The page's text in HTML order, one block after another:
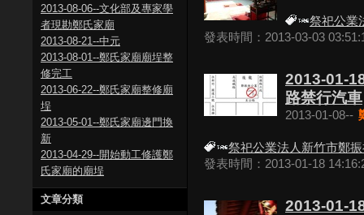
祭祀公業
發表時間：2013-03-03
2013-01-
路禁行汽車
2013-01-08--
祭祀公業法人新竹市鄭
發表時間：2013-01-18
2013-01-
2013-08-06--文化部及專家學
者現勘鄭氏家廟
2013-08-21--中元
2013-08-01--鄭氏家廟廟埕整
修完工
2013-06-22--鄭氏家廟整修廟
埕
2013-05-01--鄭氏家廟邊門換
新
2013-04-29--開始動工修護鄭
氏家廟的廟埕
文章分類